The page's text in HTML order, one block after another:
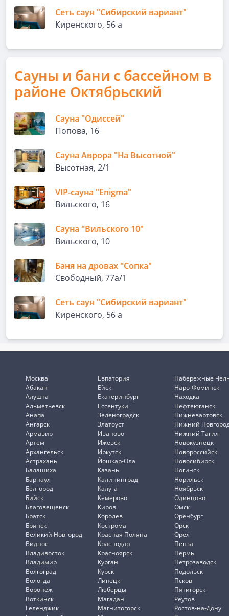
Сеть саун "Сибирский вариант"
Киренского, 56 а
Сауны и бани с бассейном в
районе Октябрьский
Cауна "Одиссей"
Попова, 16
Сауна Аврора "На Высотной"
Высотная, 2/1
VIP-сауна "Enigma"
Вильского, 16
Сауна "Вильского 10"
Вильского, 10
Баня на дровах "Сопка"
Свободный, 77а/1
Сеть саун "Сибирский вариант"
Киренского, 56 а
Москва
Абакан
Алушта
Альметьевск
Анапа
Ангарск
Армавир
Артем
Архангельск
Астрахань
Балашиха
Барнаул
Белгород
Бийск
Благовещенск
Братск
Брянск
Великий Новгород
Видное
Владивосток
Владимир
Волгоград
Вологда
Воронеж
Воткинск
Геленджик
Евпатория
Ейск
Екатеринбург
Ессентуки
Зеленоградск
Златоуст
Иваново
Ижевск
Иркутск
Йошкар-Ола
Казань
Калининград
Калуга
Кемерово
Киров
Королев
Кострома
Красная Поляна
Краснодар
Красноярск
Курган
Курск
Липецк
Люберцы
Магадан
Магнитогорск
Набережные
Наро-Фоминск
Находка
Нефтеюганск
Нижневартовск
Нижний
Нижний Тагил
Новокузнецк
Новороссийск
Новосибирск
Ногинск
Норильск
Ноябрьск
Одинцово
Омск
Оренбург
Орск
Орёл
Пенза
Пермь
Петрозаводск
Подольск
Псков
Пятигорск
Реутов
Ростов-на-Дону